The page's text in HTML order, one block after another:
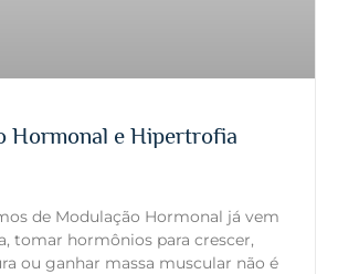
Hormonal e Hipertrofia
de Modulação Hormonal já vem
tomar hormônios para crescer,
ou ganhar massa muscular não é